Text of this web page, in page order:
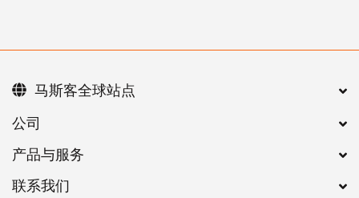
公司
产品与服务
联系我们
马斯客全球站点